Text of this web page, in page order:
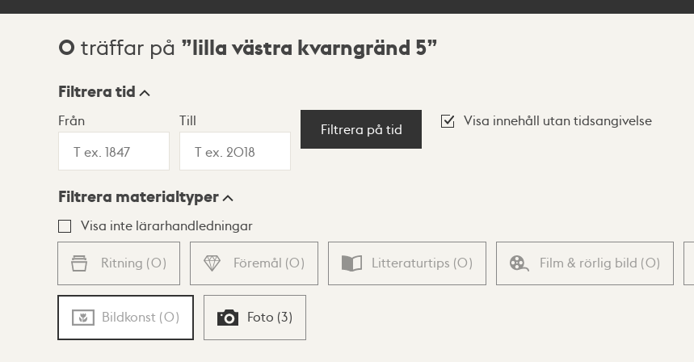
Sökresultat
0 träffar på lilla västra kvarngränd 5
Visningsläge
Lista Karta
Filtrera tid
Från Till
Filtrera på tid
Visa innehåll utan tidsangivelse
Filtrera materialtyper
Visa inte lärarhandledningar
Ritning (0) Föremål (0) Litteraturtips (0) Film & rörlig bild (0)
Bildkonst (0) Foto (3)